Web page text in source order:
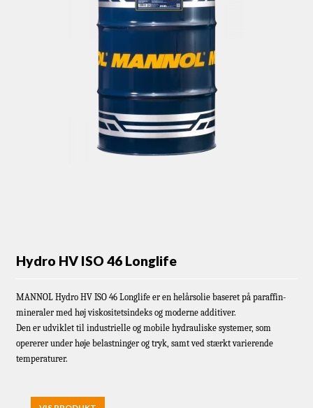
Hydro HV ISO 46 Longlife
MANNOL Hydro HV ISO 46 Longlife er en helårsolie baseret på paraffin-
mineraler med høj viskositetsindeks og moderne additiver.
Den er udviklet til industrielle og mobile hydrauliske systemer, som
opererer under høje belastninger og tryk, samt ved stærkt varierende
temperaturer.